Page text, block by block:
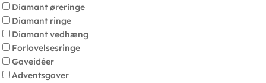
Diamant øreringe
Diamant ringe
Diamant vedhæng
Forlovelsesringe
Gaveidéer
Adventsgaver